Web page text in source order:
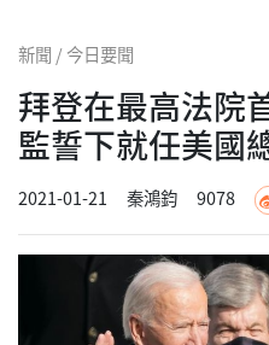
新聞 / 今日要聞
拜登在最高法院
監誓下就任美國
2021-01-21 秦鴻鈞 9078